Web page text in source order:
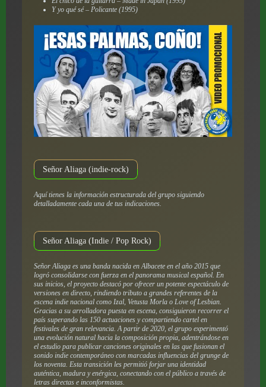
Y yo qué sé – Policante (1995)
Señor Aliaga (indie-rock)
Aquí tienes la información estructurada del grupo siguiendo
detalladamente cada una de tus indicaciones.
Señor Aliaga (Indie / Pop Rock)
Señor Aliaga es una banda nacida en Albacete en el año 2015 que
logró consolidarse con fuerza en el panorama musical español. En
sus inicios, el proyecto destacó por ofrecer un potente espectáculo de
versiones en directo, rindiendo tributo a grandes referentes de la
escena indie nacional como Izal, Vetusta Morla o Love of Lesbian.
Gracias a su arrolladora puesta en escena, consiguieron recorrer el
país superando las 150 actuaciones y compartiendo cartel en
festivales de gran relevancia. A partir de 2020, el grupo experimentó
una evolución natural hacia la composición propia, adentrándose en
el estudio para publicar canciones originales en las que fusionan el
sonido indie contemporáneo con marcadas influencias del grunge de
los noventa. Esta transición les permitió forjar una identidad
auténtica, madura y enérgica, conectando con el público a través de
letras directas e inconformistas.